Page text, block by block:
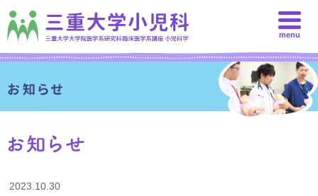
menu
2023.10.30